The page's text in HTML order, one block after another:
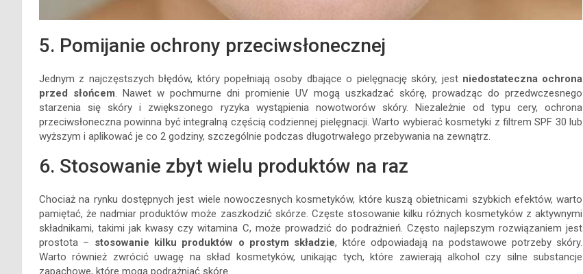
5. Pomijanie ochrony przeciwsłonecznej
Jednym z najczęstszych błędów, który popełniają osoby dbające o pielęgnację skóry, jest niedostateczna ochrona
przed słońcem. Nawet w pochmurne dni promienie UV mogą uszkadzać skórę, prowadząc do przedwczesnego
starzenia się skóry i zwiększonego ryzyka wystąpienia nowotworów skóry. Niezależnie od typu cery, ochrona
przeciwsłoneczna powinna być integralną częścią codziennej pielęgnacji. Warto wybierać kosmetyki z filtrem SPF 30 lub
wyższym i aplikować je co 2 godziny, szczególnie podczas długotrwałego przebywania na zewnątrz.
6. Stosowanie zbyt wielu produktów na raz
Chociaż na rynku dostępnych jest wiele nowoczesnych kosmetyków, które kuszą obietnicami szybkich efektów, warto
pamiętać, że nadmiar produktów może zaszkodzić skórze. Częste stosowanie kilku różnych kosmetyków z aktywnymi
składnikami, takimi jak kwasy czy witamina C, może prowadzić do podrażnień. Często najlepszym rozwiązaniem jest
prostota – stosowanie kilku produktów o prostym składzie, które odpowiadają na podstawowe potrzeby skóry.
Warto również zwrócić uwagę na skład kosmetyków, unikając tych, które zawierają alkohol czy silne substancje
zapachowe, które mogą podrażniać skórę.